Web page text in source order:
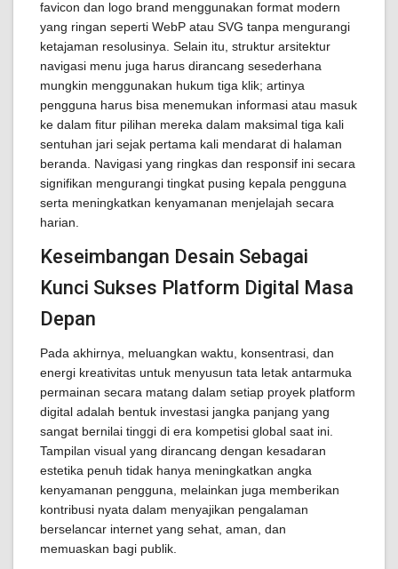
favicon dan logo brand menggunakan format modern
yang ringan seperti WebP atau SVG tanpa mengurangi
ketajaman resolusinya. Selain itu, struktur arsitektur
navigasi menu juga harus dirancang sesederhana
mungkin menggunakan hukum tiga klik; artinya
pengguna harus bisa menemukan informasi atau masuk
ke dalam fitur pilihan mereka dalam maksimal tiga kali
sentuhan jari sejak pertama kali mendarat di halaman
beranda. Navigasi yang ringkas dan responsif ini secara
signifikan mengurangi tingkat pusing kepala pengguna
serta meningkatkan kenyamanan menjelajah secara
harian.
Keseimbangan Desain Sebagai
Kunci Sukses Platform Digital Masa
Depan
Pada akhirnya, meluangkan waktu, konsentrasi, dan
energi kreativitas untuk menyusun tata letak antarmuka
permainan secara matang dalam setiap proyek platform
digital adalah bentuk investasi jangka panjang yang
sangat bernilai tinggi di era kompetisi global saat ini.
Tampilan visual yang dirancang dengan kesadaran
estetika penuh tidak hanya meningkatkan angka
kenyamanan pengguna, melainkan juga memberikan
kontribusi nyata dalam menyajikan pengalaman
berselancar internet yang sehat, aman, dan
memuaskan bagi publik.